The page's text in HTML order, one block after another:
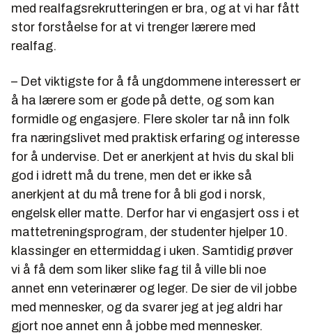
med realfagsrekrutteringen er bra, og at vi har fått
stor forståelse for at vi trenger lærere med
realfag.
– Det viktigste for å få ungdommene interessert er
å ha lærere som er gode på dette, og som kan
formidle og engasjere. Flere skoler tar nå inn folk
fra næringslivet med praktisk erfaring og interesse
for å undervise. Det er anerkjent at hvis du skal bli
god i idrett må du trene, men det er ikke så
anerkjent at du må trene for å bli god i norsk,
engelsk eller matte. Derfor har vi engasjert oss i et
mattetreningsprogram, der studenter hjelper 10.
klassinger en ettermiddag i uken. Samtidig prøver
vi å få dem som liker slike fag til å ville bli noe
annet enn veterinærer og leger. De sier de vil jobbe
med mennesker, og da svarer jeg at jeg aldri har
gjort noe annet enn å jobbe med mennesker.